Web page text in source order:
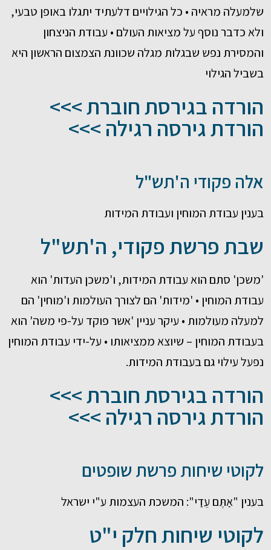
שלמעלה מראיה • כל הגילויים דלעתיד יתגלו באופן טבעי,
ולא כדבר נוסף על מציאות העולם • עבודת הניצחון
והמסירת נפש שבגלות מגלה שכוונת הצמצום הראשון היא
בשביל הגילוי
הורדה בגירסת חוברת >>>
הורדת גירסה רגילה >>>
אלה פקודי ה'תש"ל
בענין עבודת המוחין ועבודת המידות
שבת פרשת פקודי, ה'תש"ל
'משכן' סתם הוא עבודת המידות, ו'משכן העדות' הוא
עבודת המוחין • 'מידות' הם לצורך העולמות ו'מוחין' הם
למעלה מעולמות • עיקר עניין 'אשר פוקד על-פי משה' הוא
בעבודת המוחין – שיוצא ממציאותו • על-ידי עבודת המוחין
נפעל עילוי גם בעבודת המידות.
הורדה בגירסת חוברת >>>
הורדת גירסה רגילה >>>
לקוטי שיחות פרשת שופטים
בענין "אַתֶּם עֵדַי": המשכת העצמות ע"י ישראל
לקוטי שיחות חלק י"ט